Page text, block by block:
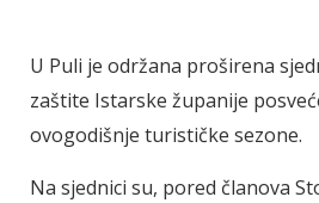
U Puli je održana proširena
zaštite Istarske županije
ovogodišnje turističke sezone.
Na sjednici su, pored članova